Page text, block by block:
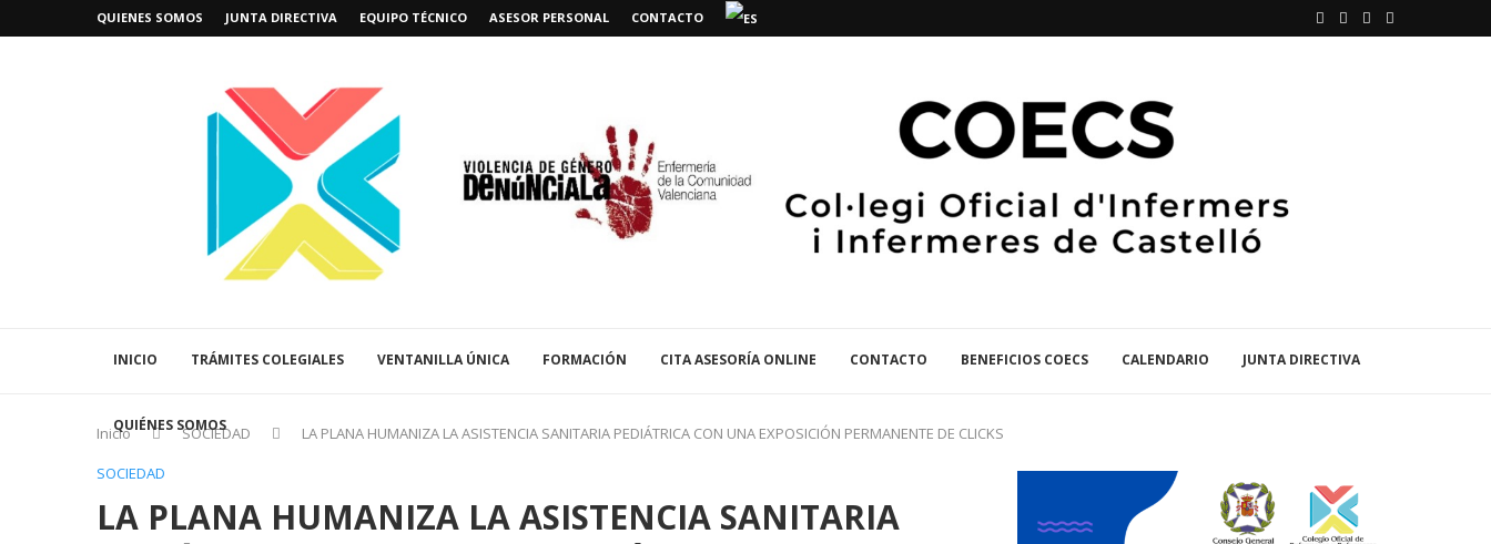
QUIENES SOMOS JUNTA DIRECTIVA EQUIPO TÉCNICO ASESOR PERSONAL CONTACTO
INICIO TRÁMITES COLEGIALES VENTANILLA ÚNICA FORMACIÓN CITA ASESORÍA ONLINE CONTACTO BENEFICIOS COECS CALENDARIO JUNTA DIRECTIVA
QUIÉNES SOMOS
Inicio SOCIEDAD
LA PLANA HUMANIZA LA ASISTENCIA SANITARIA PEDIÁTRICA CON UNA EXPOSICIÓN PERMANENTE DE CLICKS
SOCIEDAD
LA PLANA HUMANIZA LA ASISTENCIA SANITARIA